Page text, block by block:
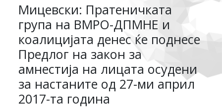
Мицевски: Пратеничката
група на ВМРО-ДПМНЕ и
коалицијата денес ќе поднесе
Предлог на закон за
амнестија на лицата осудени
за настаните од 27-ми април
2017-та година